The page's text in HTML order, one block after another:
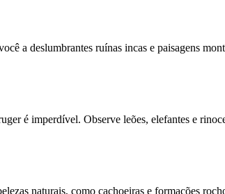
a deslumbrantes ruínas incas e paisagens
é imperdível. Observe leões, elefantes e
naturais, como cachoeiras e formações